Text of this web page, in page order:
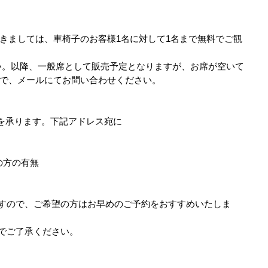
ましては、車椅子のお客様1名に対して1名まで無料でご観
以降、一般席として販売予定となりますが、お席が空いて
、メールにてお問い合わせください。
承ります。下記アドレス宛に
の有無
で、ご希望の方はお早めのご予約をおすすめいたしま
了承ください。